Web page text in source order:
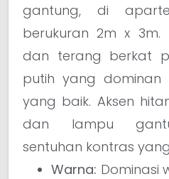
gantung, di
berukuran 2m x
dan terang berkat
putih yang
yang baik. Aksen
dan lampu
sentuhan kontras
Warna: Dominasi